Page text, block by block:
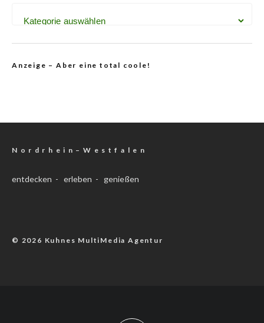
Anzeige – Aber eine total coole!
N o r d r h e i n – W e s t f a l e n
entdecken - erleben - genießen
© 2026 Kuhnes MultiMedia Agentur